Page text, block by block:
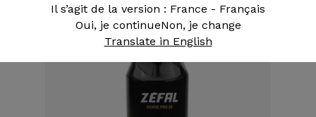
Il s’agit de la version : France - Français
Oui, je continueNon, je change
Translate in English